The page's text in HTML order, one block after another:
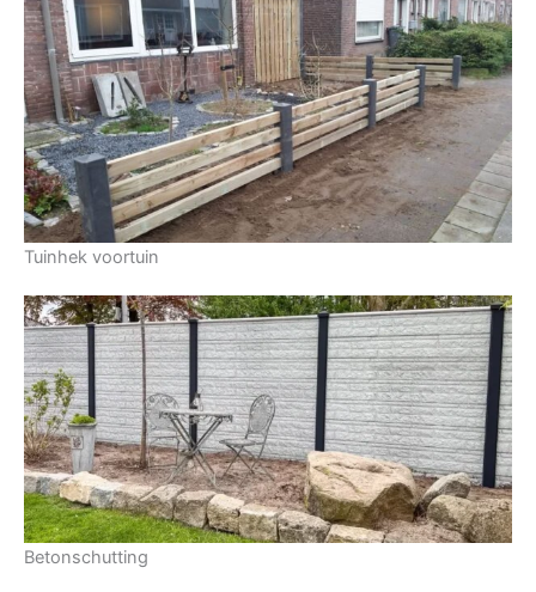
Tuinhek voortuin
Betonschutting